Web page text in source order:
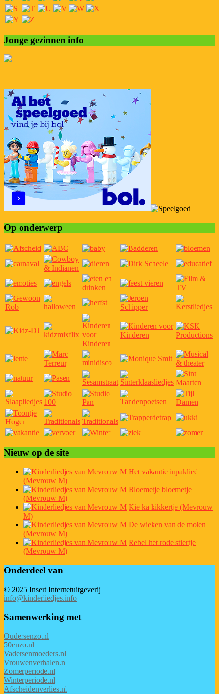
Jonge gezinnen info
Op onderwerp
Nieuw op de site
Het vakantie inpaklied
(Mevrouw M)
Bloemetje bloemetje
(Mevrouw M)
Kie ka kikkertje (Mevrouw
M)
De wieken van de molen
(Mevrouw M)
Rebel het rode stiertje
(Mevrouw M)
Onderdeel van
© 2025 Insert Internetuitgeverij
info@kinderliedjes.info
Samenwerking met
Oudersenzo.nl
50enzo.nl
Vadersenmoeders.nl
Vrouwenverhalen.nl
Zomerperiode.nl
Winterperiode.nl
Afscheidenverlies.nl